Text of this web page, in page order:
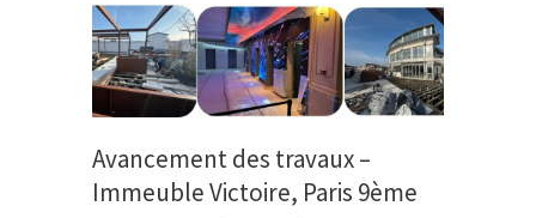
Avancement des travaux –
Immeuble Victoire, Paris 9ème